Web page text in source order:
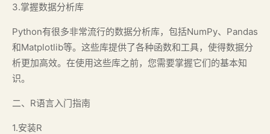
3.掌握数据分析库
Python有很多非常流行的数据分析库，包括NumPy、Pandas
和Matplotlib等。这些库提供了各种函数和工具，使得数据分
析更加高效。在使用这些库之前，您需要掌握它们的基本知
识。
二、R语言入门指南
1.安装R